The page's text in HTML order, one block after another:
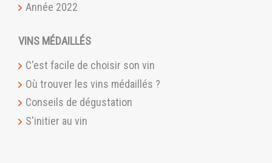
Année 2022
VINS MÉDAILLÉS
C'est facile de choisir son vin
Où trouver les vins médaillés ?
Conseils de dégustation
S'initier au vin